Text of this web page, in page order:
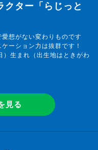
ター「らじっと
想がない変わりものです
ーション力は抜群です！
生まれ（出生地はときがわ
見る